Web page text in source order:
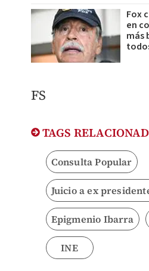
Fox
en
más
FS
TAGS
Consulta Popular
Juicio a ex
Epigmenio Ibarra
INE